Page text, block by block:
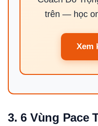
trên — học
Xem
3. 6 Vùng Pace